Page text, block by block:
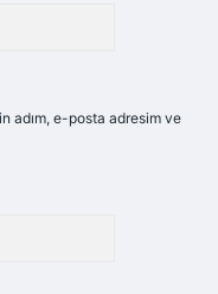
adım, e-posta adresim ve